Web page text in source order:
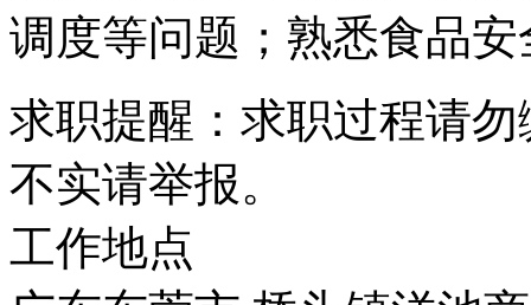
调度等问题；熟悉食品
求职提醒：求职过程请
不实请举报。
工作地点